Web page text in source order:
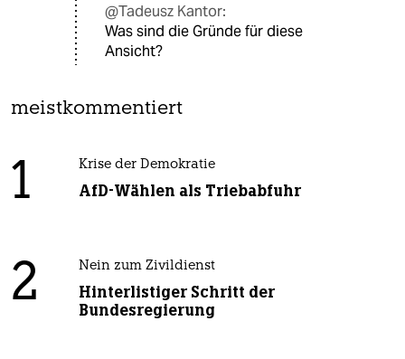
@Tadeusz Kantor:
Was sind die Gründe für diese
Ansicht?
meistkommentiert
1 Krise der Demokratie
AfD-Wählen als Triebabfuhr
2 Nein zum Zivildienst
Hinterlistiger Schritt der
Bundesregierung